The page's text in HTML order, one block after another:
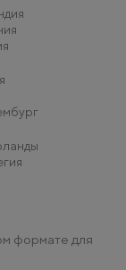
формате для